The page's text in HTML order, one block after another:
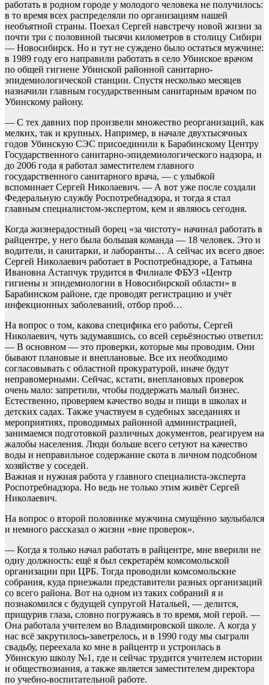
работать в родном городе у молодого человека не получилось:
в то время всех распределяли по организациям нашей
необъятной страны. Поехал Сергей навстречу новой жизни за
почти три с половиной тысячи километров в столицу Сибири
— Новосибирск. Но и тут не суждено было остаться мужчине:
в 1989 году его направили работать в село Убинское врачом
по общей гигиене Убинской районной санитарно-
эпидемиологической станции. Спустя несколько месяцев
назначили главным государственным санитарным врачом по
Убинскому району.
— С тех давних пор произвели множество реорганизаций, как
мелких, так и крупных. Например, в начале двухтысячных
годов Убинскую СЭС присоединили к Барабинскому Центру
Государственного санитарно-эпидемиологического надзора, и
до 2006 года я работал заместителем главного
государственного санитарного врача, — с улыбкой
вспоминает Сергей Николаевич. — А вот уже после создали
Федеральную службу Роспотребнадзора, и тогда я стал
главным специалистом-экспертом, кем и являюсь сегодня.
Когда жизнерадостный борец «за чистоту» начинал работать в
райцентре, у него была большая команда — 18 человек. Это и
водители, и санитарки, и лаборанты… А сейчас их всего двое:
Сергей Николаевич работает в Роспотребнадзоре, а Татьяна
Ивановна Астапчук трудится в Филиале ФБУЗ «Центр
гигиены и эпидемиологии в Новосибирской области» в
Барабинском районе, где проводят регистрацию и учёт
инфекционных заболеваний, отбор проб…
На вопрос о том, какова специфика его работы, Сергей
Николаевич, чуть задумавшись, со всей серьёзностью ответил:
— В основном — это проверки, которые мы проводим. Они
бывают плановые и внеплановые. Все их необходимо
согласовывать с областной прокуратурой, иначе будут
неправомерными. Сейчас, кстати, внеплановых проверок
очень мало: запретили, чтобы поддержать малый бизнес.
Естественно, проверяем качество воды и пищи в школах и
детских садах. Также участвуем в судебных заседаниях и
мероприятиях, проводимых районной администрацией,
занимаемся подготовкой различных документов, реагируем на
жалобы населения. Люди больше всего сетуют на качество
воды и неправильное содержание скота в личном подсобном
хозяйстве у соседей.
Важная и нужная работа у главного специалиста-эксперта
Роспотребнадзора. Но ведь не только этим живёт Сергей
Николаевич.
На вопрос о второй половинке мужчина смущённо заулыбался
и немного рассказал о жизни «вне проверок».
— Когда я только начал работать в райцентре, мне вверили не
одну должность: ещё я был секретарём комсомольской
организации при ЦРБ. Тогда проводили комсомольские
собрания, куда приезжали представители разных организаций
со всего района. Вот на одном из таких собраний я и
познакомился с будущей супругой Натальей, — делится,
прищурив глаза, словно погружаясь в то время, мой герой. —
Она работала учителем во Владимировской школе. А когда у
нас всё закрутилось-заветрелось, и в 1990 году мы сыграли
свадьбу, переехала ко мне в райцентр и устроилась в
Убинскую школу №1, где и сейчас трудится учителем истории
и обществознания, а также является заместителем директора
по учебно-воспитательной работе.